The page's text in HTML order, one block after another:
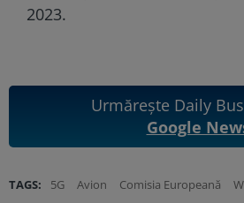
2023.
Urmărește Daily
Google
TAGS: 5G Avion Comisia Europeană